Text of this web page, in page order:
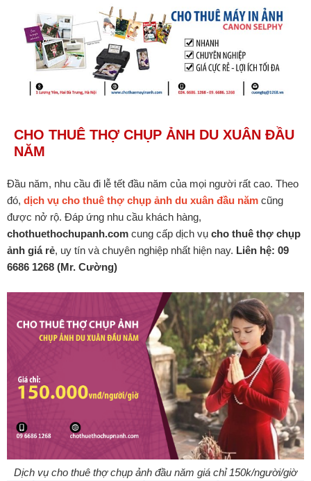
CHO THUÊ THỢ CHỤP ẢNH DU XUÂN ĐẦU
NĂM
Đầu năm, nhu cầu đi lễ tết đầu năm của mọi người rất cao. Theo
đó, dịch vụ cho thuê thợ chụp ảnh du xuân đầu năm cũng
được nở rộ. Đáp ứng nhu cầu khách hàng,
chothuethochupanh.com cung cấp dịch vụ cho thuê thợ chụp
ảnh giá rẻ, uy tín và chuyên nghiệp nhất hiện nay. Liên hệ: 09
6686 1268 (Mr. Cường)
Dịch vụ cho thuê thợ chụp ảnh đầu năm giá chỉ 150k/người/giờ